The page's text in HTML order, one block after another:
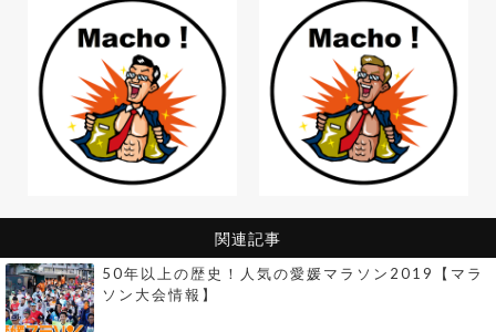
関連記事
50年以上の歴史！人気の愛媛マラソン2019【マラ
ソン大会情報】